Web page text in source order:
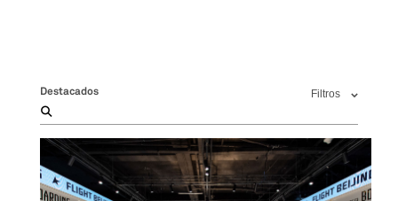
Destacados Filtros